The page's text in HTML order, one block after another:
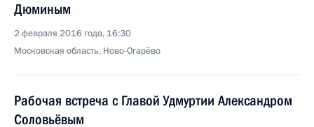
Дюминым
2 февраля 2016 года, 16:30
Московская область, Ново-Огарёво
Рабочая встреча с Главой Удмуртии Александром
Соловьёвым